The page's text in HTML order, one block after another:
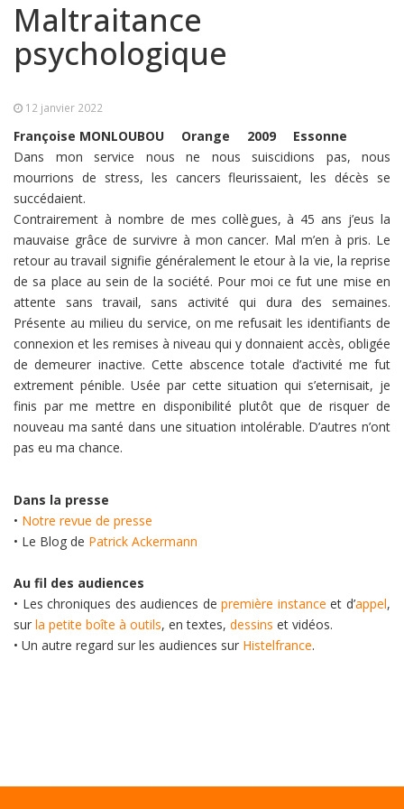
Maltraitance
psychologique
12 janvier 2022
Françoise MONLOUBOU Orange 2009
Essonne
Dans mon service nous ne nous suiscidions pas, nous
mourrions de stress, les cancers fleurissaient, les décès se
succédaient.
Contrairement à nombre de mes collègues, à 45 ans j’eus la
mauvaise grâce de survivre à mon cancer. Mal m’en à pris. Le
retour au travail signifie généralement le etour à la vie, la reprise
de sa place au sein de la société. Pour moi ce fut une mise en
attente sans travail, sans activité qui dura des semaines.
Présente au milieu du service, on me refusait les identifiants de
connexion et les remises à niveau qui y donnaient accès, obligée
de demeurer inactive. Cette abscence totale d’activité me fut
extrement pénible. Usée par cette situation qui s’eternisait, je
finis par me mettre en disponibilité plutôt que de risquer de
nouveau ma santé dans une situation intolérable. D’autres n’ont
pas eu ma chance.
Dans la presse
• Notre revue de presse
• Le Blog de Patrick Ackermann
Au fil des audiences
• Les chroniques des audiences depremière instance et d’appel,
sur la petite boîte à outils, en textes, dessins et vidéos.
• Un autre regard sur les audiences sur Histelfrance.